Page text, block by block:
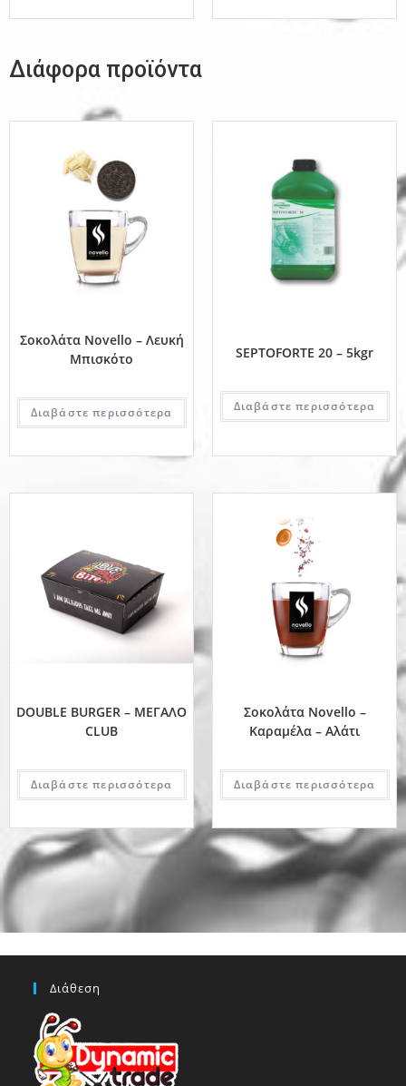
Διάφορα προϊόντα
Σοκολάτα Novello – Λευκή
Μπισκότο
Διαβάστε περισσότερα
SEPTOFORTE 20 – 5kgr
Διαβάστε περισσότερα
DOUBLE BURGER – ΜΕΓΑΛΟ
CLUB
Διαβάστε περισσότερα
Σοκολάτα Novello –
Καραμέλα – Αλάτι
Διαβάστε περισσότερα
Διάθεση